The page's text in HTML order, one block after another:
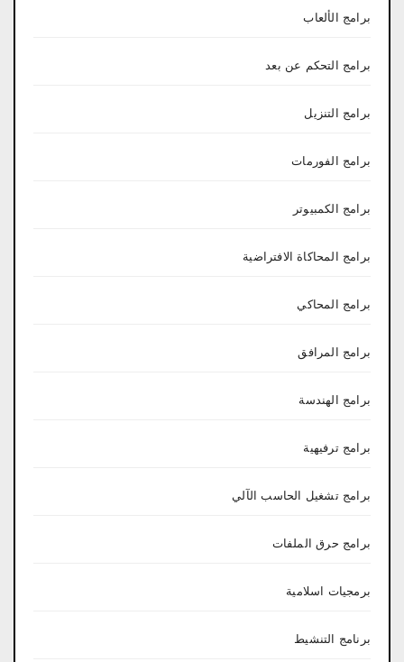
برامج الألعاب
برامج التحكم عن بعد
برامج التنزيل
برامج الفورمات
برامج الكمبيوتر
برامج المحاكاة الافتراضية
برامج المحاكي
برامج المرافق
برامج الهندسة
برامج ترفيهية
برامج تشغيل الحاسب الآلي
برامج حرق الملفات
برمجيات اسلامية
برنامج التنشيط